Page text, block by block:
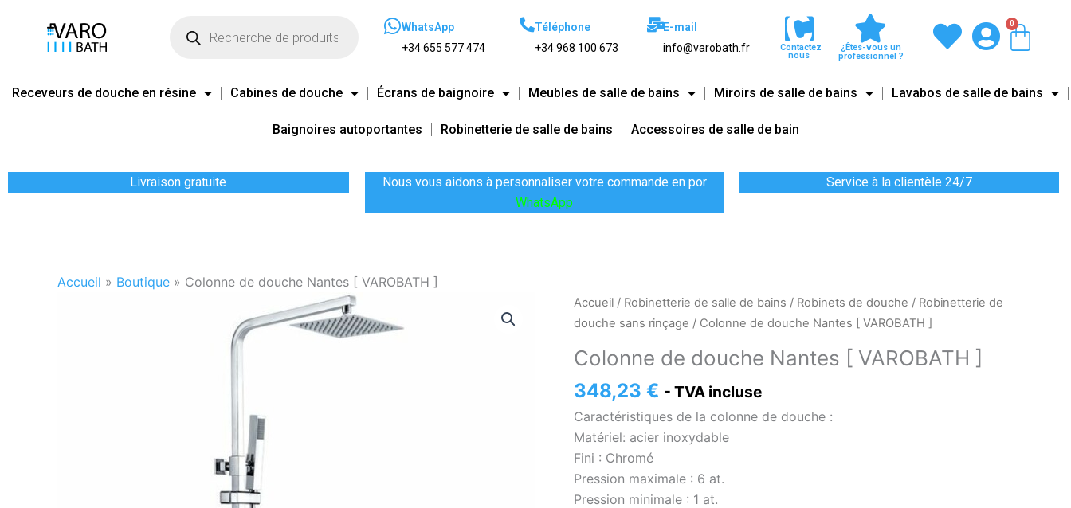
contenu
produits
WhatsApp
+34 655 577 474
Téléphone
+34 968 100 673
E-mail
info@varobath.fr
Contactez
nous
¿Êtes-vous un
professionnel ?
0
Receveurs de douche en résine Cabines de douche Écrans de baignoire Meubles de salle de bains Miroirs de salle de bains Lavabos de salle de bains
Baignoires autoportantes Robinetterie de salle de bains Accessoires de salle de bain
Livraison gratuite
Nous vous aidons à personnaliser votre commande en por
WhatsApp
Service à la clientèle 24/7
Accueil » Boutique » Colonne de douche Nantes [ VAROBATH ]
Accueil / Robinetterie de salle de bains / Robinets de douche / Robinetterie de
douche sans rinçage / Colonne de douche Nantes [ VAROBATH ]
Colonne de douche Nantes [ VAROBATH ]
348,23 € - TVA incluse
Caractéristiques de la colonne de douche :
Matériel: acier inoxydable
Fini : Chromé
Pression maximale : 6 at.
Pression minimale : 1 at.
quantité
de
de
douche
Nantes
[
VAROBATH
]